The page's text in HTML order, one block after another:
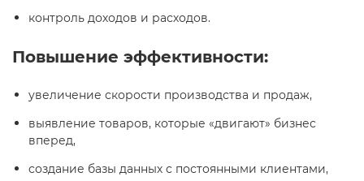
контроль доходов и расходов.
Повышение эффективности:
увеличение скорости производства и продаж,
выявление товаров, которые «двигают» бизнес
вперед,
создание базы данных с постоянными клиентами,